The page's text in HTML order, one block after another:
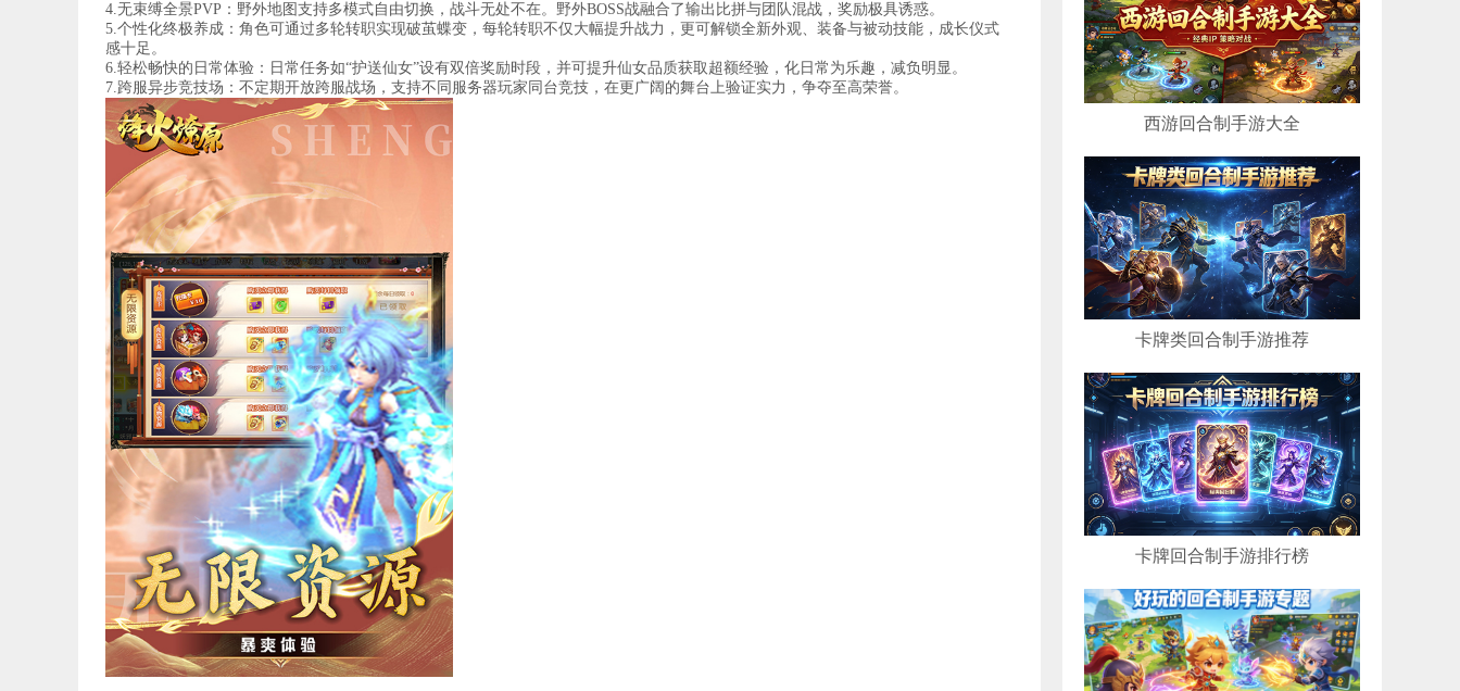
4.无束缚全景PVP：野外地图支持多模式自由切换，战斗无处不在。野外BOSS战融合了输出比拼与团队混战，奖励极具诱惑。
5.个性化终极养成：角色可通过多轮转职实现破茧蝶变，每轮转职不仅大幅提升战力，更可解锁全新外观、装备与被动技能，成长仪式
感十足。
6.轻松畅快的日常体验：日常任务如“护送仙女”设有双倍奖励时段，并可提升仙女品质获取超额经验，化日常为乐趣，减负明显。
7.跨服异步竞技场：不定期开放跨服战场，支持不同服务器玩家同台竞技，在更广阔的舞台上验证实力，争夺至高荣誉。
西游回合制手游大全
卡牌类回合制手游推荐
卡牌回合制手游排行榜